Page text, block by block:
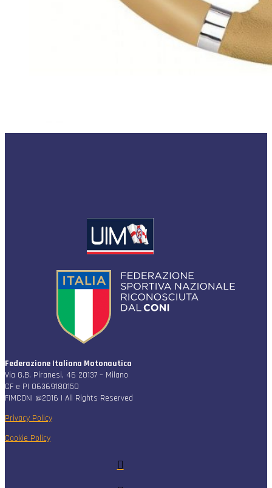
Federazione Italiana Motonautica
Via G.B. Piranesi, 46 20137 – Milano
CF e PI 06369180150
FIMCONI @2016 | All Rights Reserved
Privacy Policy
Cookie Policy